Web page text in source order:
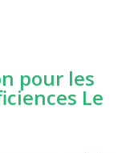
pour les
Le